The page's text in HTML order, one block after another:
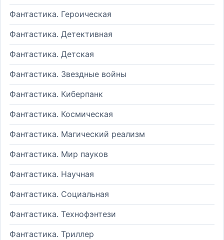
Фантастика. Героическая
Фантастика. Детективная
Фантастика. Детская
Фантастика. Звездные войны
Фантастика. Киберпанк
Фантастика. Космическая
Фантастика. Магический реализм
Фантастика. Мир пауков
Фантастика. Научная
Фантастика. Социальная
Фантастика. Технофэнтези
Фантастика. Триллер